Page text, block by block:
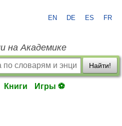
EN DE ES FR
на Академике
Найти!
Книги Игры ⚽